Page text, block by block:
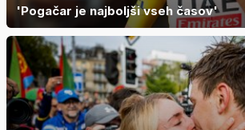
'Pogačar je najboljši vseh časov'